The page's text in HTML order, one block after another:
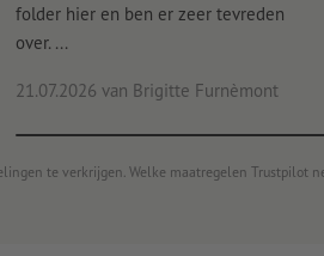
folder hier en ben er zeer tevreden
over. ...
21.07.2026 van Brigitte Furnèmont
te verkrijgen. Welke maatregelen Trustpilot